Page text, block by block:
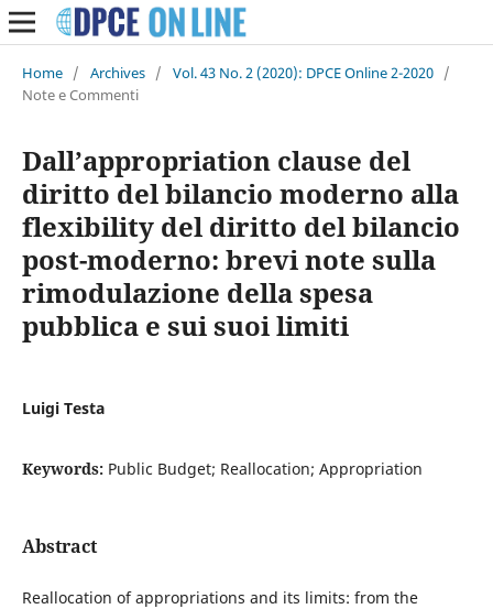
Home / Archives / Vol. 43 No. 2 (2020): DPCE Online 2-2020 /
Note e Commenti
Dall’appropriation clause del
diritto del bilancio moderno alla
flexibility del diritto del bilancio
post-moderno: brevi note sulla
rimodulazione della spesa
pubblica e sui suoi limiti
Luigi Testa
Keywords: Public Budget; Reallocation; Appropriation
Abstract
Reallocation of appropriations and its limits: from the